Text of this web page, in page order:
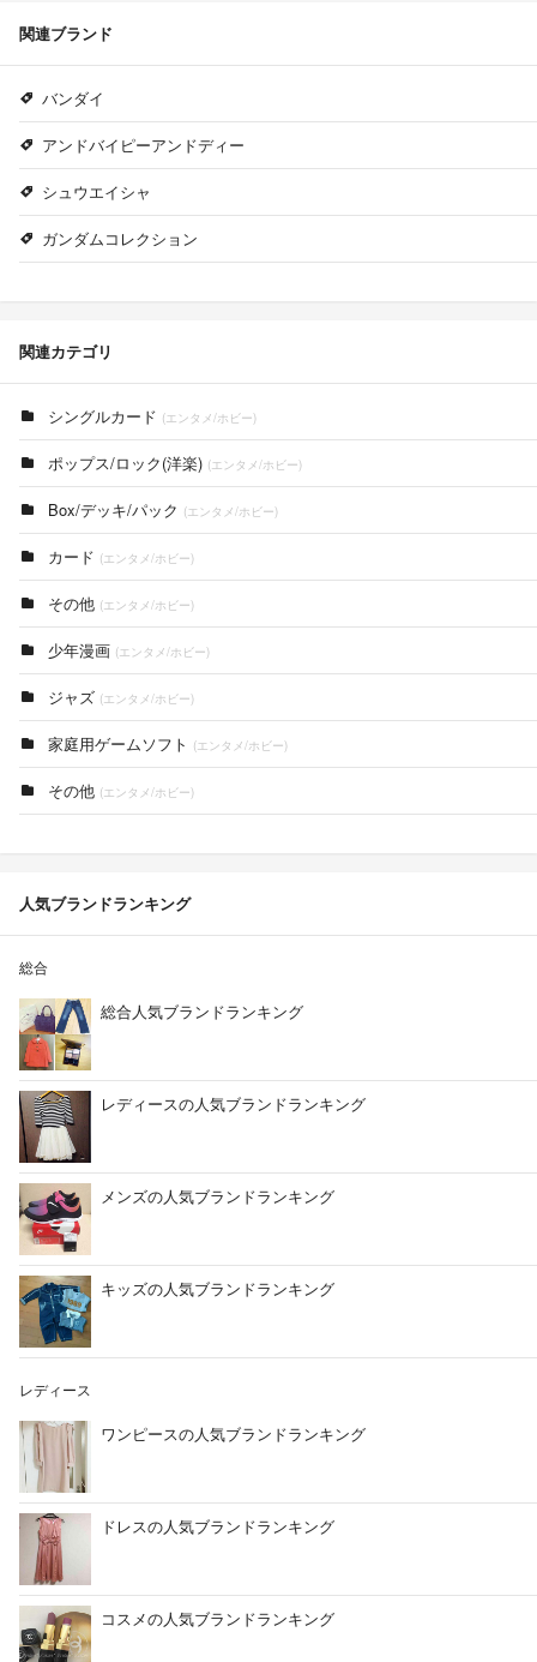
関連ブランド
バンダイ
アンドバイピーアンドディー
シュウエイシャ
ガンダムコレクション
関連カテゴリ
シングルカード (エンタメ/ホビー)
ポップス/ロック(洋楽) (エンタメ/ホビー)
Box/デッキ/パック (エンタメ/ホビー)
カード (エンタメ/ホビー)
その他 (エンタメ/ホビー)
少年漫画 (エンタメ/ホビー)
ジャズ (エンタメ/ホビー)
家庭用ゲームソフト (エンタメ/ホビー)
その他 (エンタメ/ホビー)
人気ブランドランキング
総合
総合人気ブランドランキング
レディースの人気ブランドランキング
メンズの人気ブランドランキング
キッズの人気ブランドランキング
レディース
ワンピースの人気ブランドランキング
ドレスの人気ブランドランキング
コスメの人気ブランドランキング